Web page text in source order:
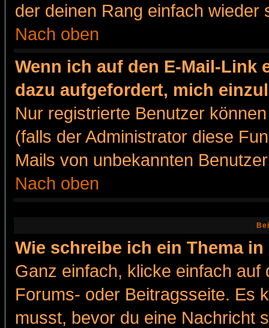
der deinen Rang einfach wieder
Nach oben
Wenn ich auf den E-Mail-Link
dazu aufgefordert, mich
Nur registrierte Benutzer
(falls der Administrator diese
Mails von unbekannten
Nach oben
Wie schreibe ich ein Thema
Ganz einfach, klicke einfach
Forums- oder Beitragsseite. Es
musst, bevor du eine Nachricht